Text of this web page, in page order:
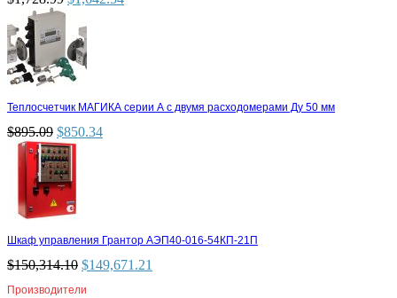
Теплосчетчик МАГИКА серии А с двумя расходомерами Ду 50 мм
$895.09 $850.34
Шкаф управления Грантор АЭП40-016-54КП-21П
$150,314.10 $149,671.21
Производители